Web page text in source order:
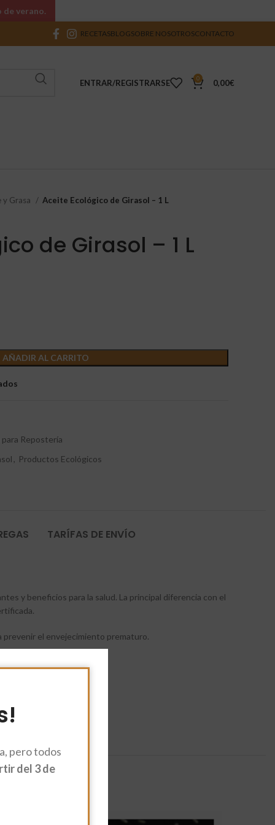
pero todos
del 3 de
RECETASBLOGSOBRE NOSOTROSCONTACTO
ENTRAR/REGISTRARSE 0 0,00€
y Grasa Aceite Ecológico de Girasol – 1 L
de Girasol – 1 L
AÑADIR AL CARRITO
para Repostería
, Productos Ecológicos
TARÍFAS DE ENVÍO
y beneficios para la salud. La principal diferencia con el
prevenir el envejecimiento prematuro.
verano.